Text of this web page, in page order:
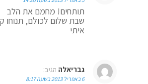
תותחים! מחמם את הלב
שבת שלום לכולם, תנוחו
איתי
גבריאלה הגיב:
6 באפריל 2013 בשעה 8:17